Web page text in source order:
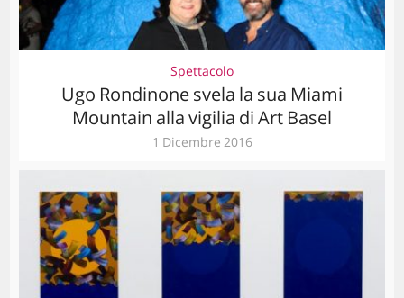
Spettacolo
Ugo Rondinone svela la sua Miami
Mountain alla vigilia di Art Basel
1 Dicembre 2016